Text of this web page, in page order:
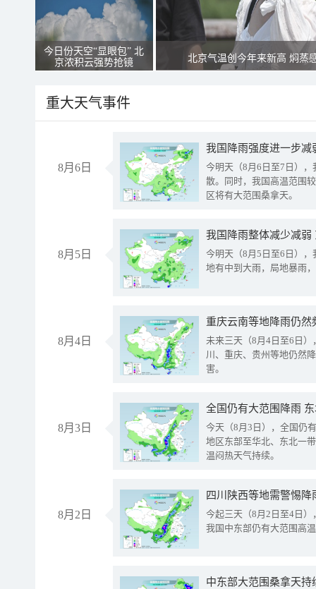
今日份天空“显眼包” 北
京浓积云强势抢镜
北京气温创今年来新高 焖蒸
重大天气事件
8月6日
今明天（8月6日至7日）
散。同时，我国高温范围
区将有大范围桑拿天。
8月5日
我国降雨整体减少减弱
今明天（8月5日至6日）
地有中到大雨，局地暴雨
8月4日
重庆云南等地降雨仍然
未来三天（8月4日至6日
川、重庆、贵州等地仍然
害。
8月3日
全国仍有大范围降雨
今天（8月3日），全国仍
地区东部至华北、东北一
温闷热天气持续。
8月2日
今起三天（8月2日至4日
我国中东部仍有大范围高
中东部大范围桑拿天